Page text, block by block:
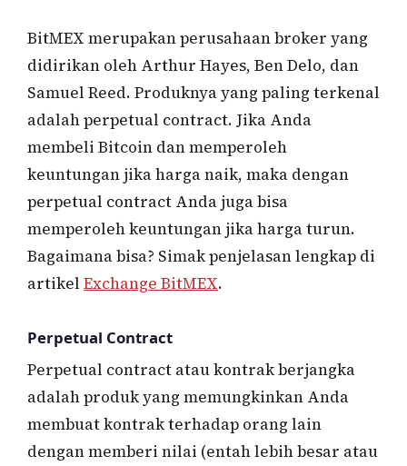
BitMEX merupakan perusahaan broker yang
didirikan oleh Arthur Hayes, Ben Delo, dan
Samuel Reed. Produknya yang paling terkenal
adalah perpetual contract. Jika Anda
membeli Bitcoin dan memperoleh
keuntungan jika harga naik, maka dengan
perpetual contract Anda juga bisa
memperoleh keuntungan jika harga turun.
Bagaimana bisa? Simak penjelasan lengkap di
artikel Exchange BitMEX.
Perpetual Contract
Perpetual contract atau kontrak berjangka
adalah produk yang memungkinkan Anda
membuat kontrak terhadap orang lain
dengan memberi nilai (entah lebih besar atau